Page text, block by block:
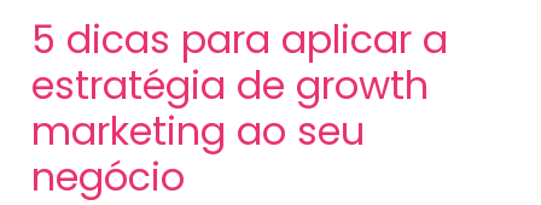
5 dicas para aplicar a
estratégia de growth
marketing ao seu
negócio